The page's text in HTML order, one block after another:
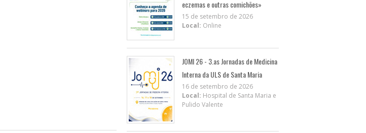
eczemas e outras comichões»
15 de setembro de 2026
Local: Online
JOMI 26 - 3.as Jornadas de Medicina
Interna da ULS de Santa Maria
16 de setembro de 2026
Local: Hospital de Santa Maria e
Pulido Valente